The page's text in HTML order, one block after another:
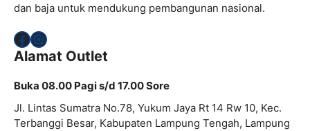
dan baja untuk mendukung pembangunan nasional.
Facebook
Instagram
Alamat Outlet
Buka 08.00 Pagi s/d 17.00 Sore
Jl. Lintas Sumatra No.78, Yukum Jaya Rt 14 Rw 10, Kec.
Terbanggi Besar, Kabupaten Lampung Tengah, Lampung